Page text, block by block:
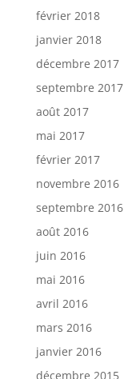
février 2018
janvier 2018
décembre 2017
septembre 2017
août 2017
mai 2017
février 2017
novembre 2016
septembre 2016
août 2016
juin 2016
mai 2016
avril 2016
mars 2016
janvier 2016
décembre 2015